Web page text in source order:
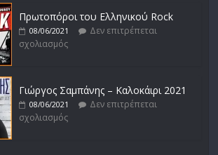
Πρωτοπόροι του Ελληνικού Rock
08/06/2021
Δεν επιτρέπεται
σχολιασμός
Γιώργος Σαμπάνης – Καλοκάιρι 2021
08/06/2021
Δεν επιτρέπεται
σχολιασμός